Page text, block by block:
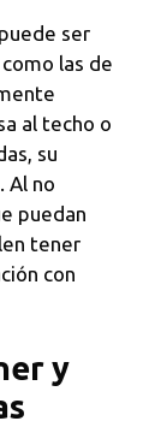
ser
las de
al techo o
su
Al no
puedan
tener
con
y